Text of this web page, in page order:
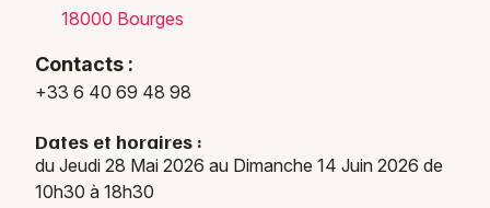
Artistes en tournée
Actus à Bourges
Magazine à Bourges
18000 Bourges
Contacts :
+33 6 40 69 48 98
Dates et horaires :
du Jeudi 28 Mai 2026 au Dimanche 14 Juin 2026 de
10h30 à 18h30